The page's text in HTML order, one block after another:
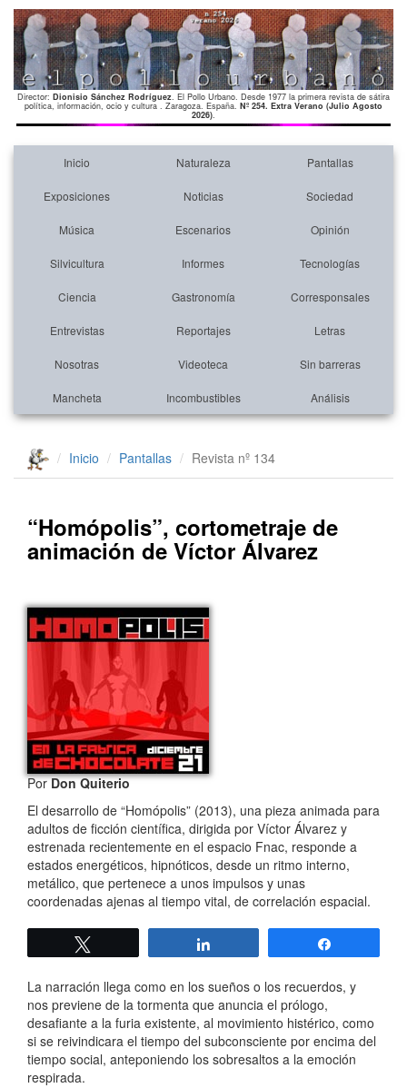
Director: Dionisio Sánchez Rodríguez. El Pollo Urbano. Desde 1977 la primera revista de sátira
política, información, ocio y cultura . Zaragoza. España. Nº 254. Extra Verano (Julio Agosto
2026).
Inicio Naturaleza Pantallas
Exposiciones Noticias Sociedad
Música Escenarios Opinión
Silvicultura Informes Tecnologías
Ciencia Gastronomía Corresponsales
Entrevistas Reportajes Letras
Nosotras Videoteca Sin barreras
Mancheta Incombustibles Análisis
Inicio Pantallas Revista nº 134
“Homópolis”, cortometraje de
animación de Víctor Álvarez
PorDon Quiterio
El desarrollo de “Homópolis” (2013), una pieza animada para
adultos de ficción científica, dirigida por Víctor Álvarez y
estrenada recientemente en el espacio Fnac, responde a
estados energéticos, hipnóticos, desde un ritmo interno,
metálico, que pertenece a unos impulsos y unas
coordenadas ajenas al tiempo vital, de correlación espacial.
La narración llega como en los sueños o los recuerdos, y
nos previene de la tormenta que anuncia el prólogo,
desafiante a la furia existente, al movimiento histérico, como
si se reivindicara el tiempo del subconsciente por encima del
tiempo social, anteponiendo los sobresaltos a la emoción
respirada.